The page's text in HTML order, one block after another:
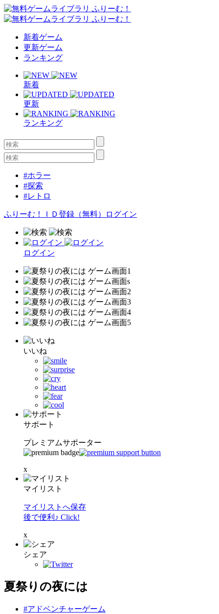
新着ゲーム
更新ゲーム
ランキング
新着
更新
ランキング
#ホラー
#探索
#レトロ
ふりーむ！ＩＤ登録（無料） ログイン
ログイン
いいね
サポート
プレミアムサポーター
x
マイリスト
マイリストへ保存
後で便利♪ Click!
x
シェア
夏祭りの夜には
#アドベンチャーゲーム